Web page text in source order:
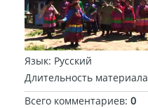
Язык: Русский
Длительность материала
Всего комментариев: 0